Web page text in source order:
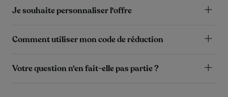
Je souhaite personnaliser l'offre
Comment utiliser mon code de réduction
Votre question n'en fait-elle pas partie ?